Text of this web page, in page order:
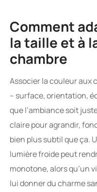
Comment
la taille et à
chambre
Associer la couleur aux
– surface, orientation,
que l’ambiance soit
claire pour agrandir,
bien plus subtil que ça.
lumière froide peut
monotone, alors qu’un
lui donner du charme